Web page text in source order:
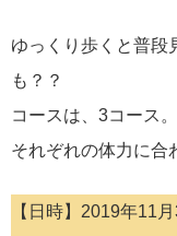
ゆっくり歩くと普段
も？？
コースは、3コース。
それぞれの体力に合
【日時】2019年11